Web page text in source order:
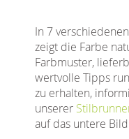
In 7
zeigt die Farbe
Farbmuster,
wertvolle Tipps
zu erhalten,
unserer
auf das untere